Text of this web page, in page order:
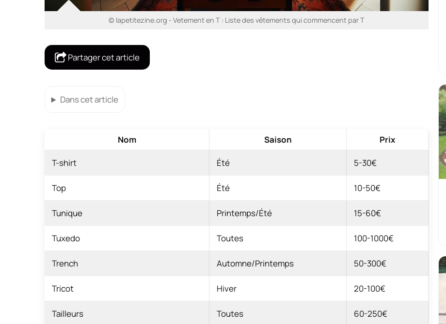
© lapetitezine.org - Vetement en T : Liste des vêtements qui commencent par T
Partager cet article
Dans cet article
Nom Saison Prix
T-shirt Été 5-30€
Top Été 10-50€
Tunique Printemps/Été 15-60€
Tuxedo Toutes 100-1000€
Trench Automne/Printemps 50-300€
Tricot Hiver 20-100€
Tailleurs Toutes 60-250€